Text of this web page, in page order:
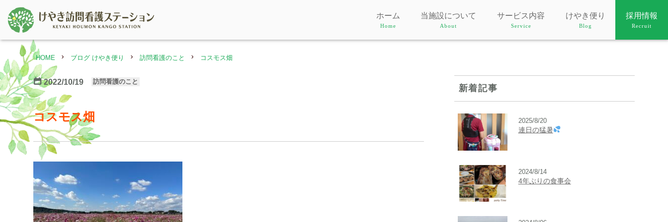
ホーム
Home
当施設について
About
サービス内容
Service
けやき便り
Blog
採用情報
Recruit
HOME ブログ けやき便り 訪問看護のこと コスモス畑
2022/10/19 訪問看護のこと
コスモス畑
新着記事
2025/8/20
連日の猛暑
2024/8/14
4年ぶりの食事会